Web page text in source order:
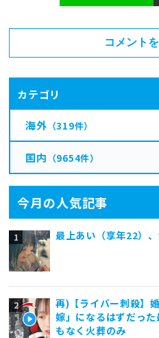
コメント
カテゴリ
海外 （319件）
国内 （9654件）
今月の人気記事
最上あい（享年22）
再)【ライバー刺殺】
嫁」になるはずだっ
もなく火葬のみ